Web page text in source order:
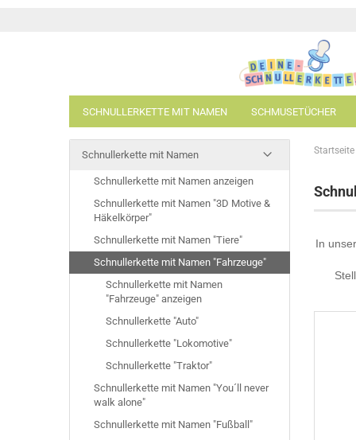
SCHNULLERKETTE MIT NAMEN
Schnullerkette "Bär"
Schnullerkette
Schnullerkette "Igel"
Schnullerkette "Koala"
Schnullerkette
SCHMUSETÜCHER
Startseite
In
Schnullerkette mit Namen
Schnullerkette mit Namen anzeigen
Schnullerkette mit Namen "3D Motive &
Häkelkörper"
Schnullerkette mit Namen "Tiere"
Schnullerkette mit Namen "Fahrzeuge"
Schnullerkette mit Namen
"Fahrzeuge" anzeigen
Schnullerkette "Auto"
Schnullerkette "Lokomotive"
Schnullerkette "Traktor"
Schnullerkette mit Namen "You´ll never
walk alone"
Schnullerkette mit Namen "Fußball"